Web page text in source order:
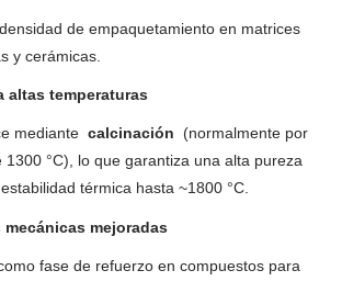
de empaquetamiento en matrices
y cerámicas.
altas temperaturas
mediante calcinación (normalmente por
1300 °C), lo que garantiza una alta pureza
térmica hasta ~1800 °C.
mecánicas mejoradas
fase de refuerzo en compuestos para